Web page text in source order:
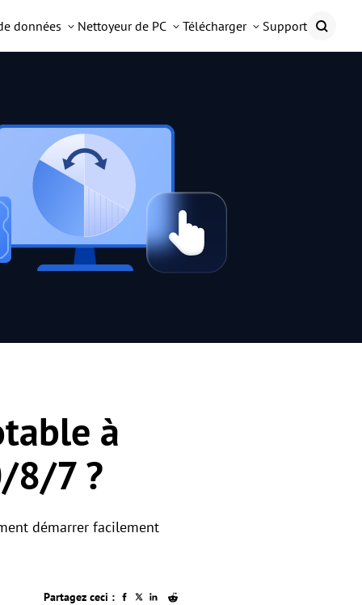
données Nettoyeur de PC Télécharger Support
à
8/7 ?
démarrer facilement
Partagez ceci :